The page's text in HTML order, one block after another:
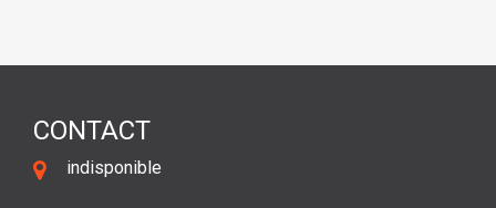
CONTACT
indisponible